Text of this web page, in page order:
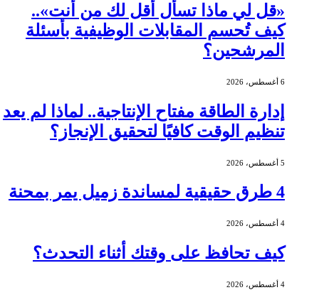
«قل لي ماذا تسأل أقل لك من أنت»..
كيف تُحسم المقابلات الوظيفية بأسئلة
المرشحين؟
6 أغسطس، 2026
إدارة الطاقة مفتاح الإنتاجية.. لماذا لم يعد
تنظيم الوقت كافيًا لتحقيق الإنجاز؟
5 أغسطس، 2026
4 طرق حقيقية لمساندة زميل يمر بمحنة
4 أغسطس، 2026
كيف تحافظ على وقتك أثناء التحدث؟
4 أغسطس، 2026